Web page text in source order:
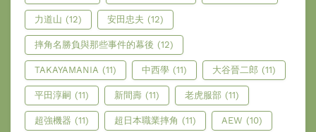
力道山 (12) 安田忠夫 (12)
摔角名勝負與那些事件的幕後 (12)
TAKAYAMANIA (11) 中西學 (11) 大谷晉二郎 (11)
平田淳嗣 (11) 新間壽 (11) 老虎服部 (11)
超強機器 (11) 超日本職業摔角 (11) AEW (10)